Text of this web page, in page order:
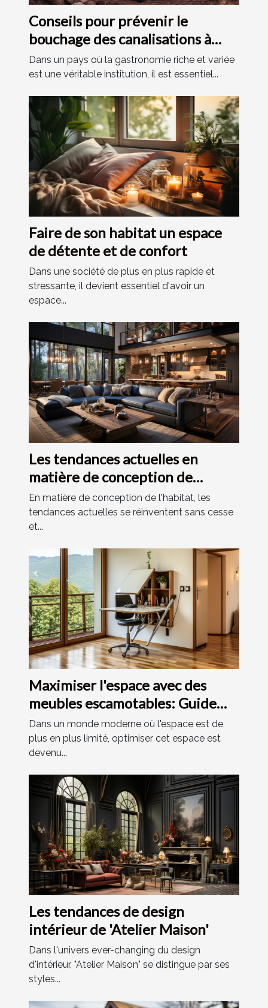
Conseils pour prévenir le
bouchage des canalisations à
Vilvoorde
Dans un pays où la gastronomie riche et variée
est une véritable institution, il est essentiel...
Faire de son habitat un espace
de détente et de confort
Dans une société de plus en plus rapide et
stressante, il devient essentiel d'avoir un
espace...
Les tendances actuelles en
matière de conception de
l'habitat
En matière de conception de l'habitat, les
tendances actuelles se réinventent sans cesse
et...
Maximiser l'espace avec des
meubles escamotables: Guide
pour les habitants d'Alsace
Dans un monde moderne où l'espace est de
plus en plus limité, optimiser cet espace est
devenu...
Les tendances de design
intérieur de 'Atelier Maison'
Dans l'univers ever-changing du design
d'intérieur, "Atelier Maison" se distingue par ses
styles...